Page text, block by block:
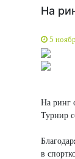
На
5
На ринг
Турнир
в